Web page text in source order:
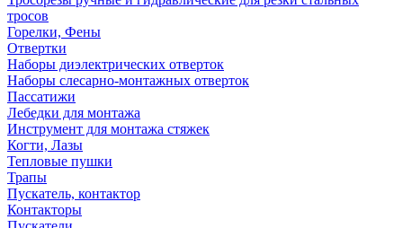
тросов
Горелки, Фены
Отвертки
Наборы диэлектрических отверток
Наборы слесарно-монтажных отверток
Пассатижи
Лебедки для монтажа
Инструмент для монтажа стяжек
Когти, Лазы
Тепловые пушки
Трапы
Пускатель, контактор
Контакторы